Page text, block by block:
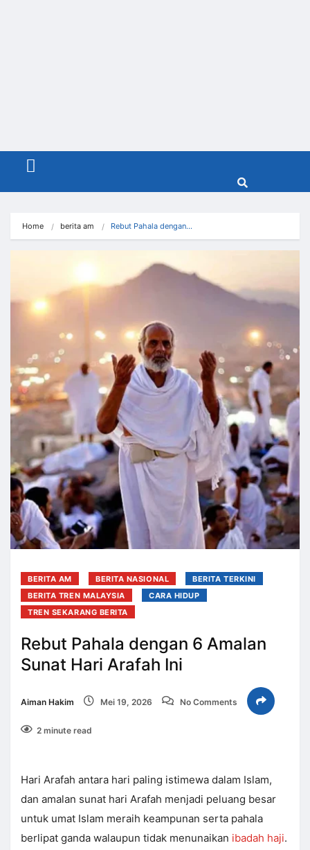
Menu
Home berita am Rebut Pahala dengan…
BERITA AM BERITA NASIONAL
BERITA TERKINI
BERITA TREN MALAYSIA
CARA HIDUP
TREN SEKARANG BERITA
Rebut Pahala dengan 6 Amalan
Sunat Hari Arafah Ini
Aiman Hakim Mei 19, 2026 No Comments
2 minute read
Hari Arafah antara hari paling istimewa dalam Islam,
dan amalan sunat hari Arafah menjadi peluang besar
untuk umat Islam meraih keampunan serta pahala
berlipat ganda walaupun tidak menunaikan ibadah haji.